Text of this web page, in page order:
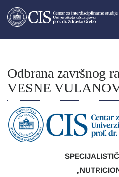
Odbrana završnog
VESNE